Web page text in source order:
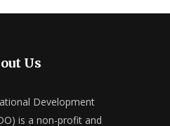
Us
Development
is a non-profit and